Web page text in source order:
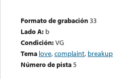
Formato de grabación33
Lado A: b
Condición:VG
Tema love,complaint, breakup
Número de pista5